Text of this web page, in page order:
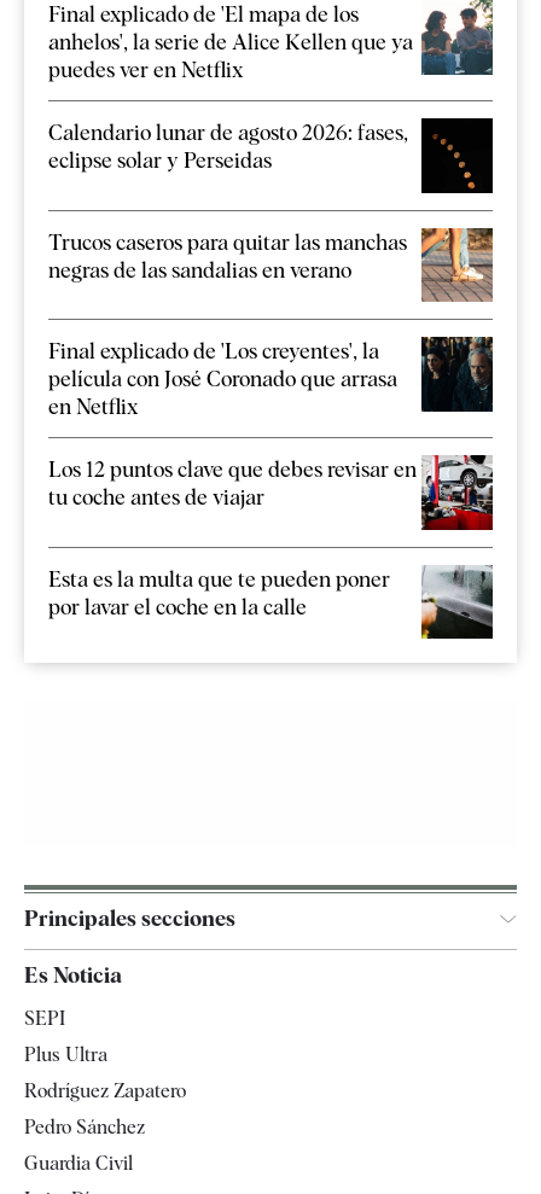
Final explicado de 'El mapa de los
anhelos', la serie de Alice Kellen que ya
puedes ver en Netflix
Calendario lunar de agosto 2026: fases,
eclipse solar y Perseidas
Trucos caseros para quitar las manchas
negras de las sandalias en verano
Final explicado de 'Los creyentes', la
película con José Coronado que arrasa
en Netflix
Los 12 puntos clave que debes revisar en
tu coche antes de viajar
Esta es la multa que te pueden poner
por lavar el coche en la calle
Principales secciones
España
Televisión
Es Noticia
SEPI
Plus Ultra
Rodríguez Zapatero
Pedro Sánchez
Guardia Civil